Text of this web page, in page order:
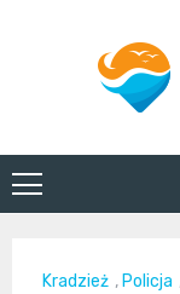
Kradzież , Policja